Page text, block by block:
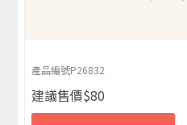
產品編號P26832
建議售價$80